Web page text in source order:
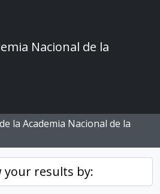
Nacional de la
la Academia Nacional de la
your results by: